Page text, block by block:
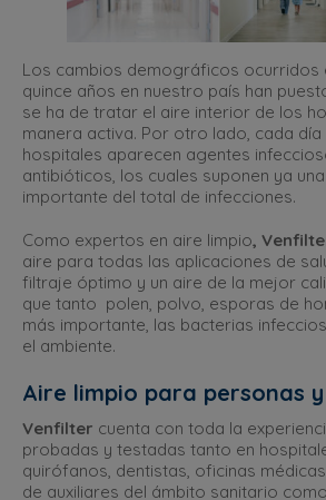
Los cambios demográficos ocurridos
quince años en nuestro país han
se ha de tratar el aire interior de los
manera activa. Por otro lado, cada día
hospitales aparecen agentes
antibióticos, los cuales suponen ya
importante del total de infecciones.
Como expertos en aire limpio,
aire para todas las aplicaciones de
filtraje óptimo y un aire de la mejor
que tanto polen, polvo, esporas de
más importante, las bacterias
el ambiente.
Aire limpio para personas
Venfilter cuenta con toda la
probadas y testadas tanto en
quirófanos, dentistas, oficinas
de auxiliares del ámbito sanitario